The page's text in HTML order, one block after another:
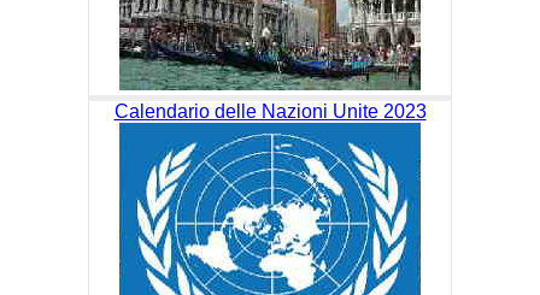
Calendario delle Nazioni Unite 2023